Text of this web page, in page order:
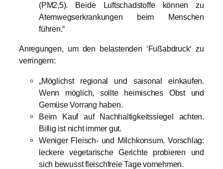
(PM2,5). Beide Luftschadstoffe können zu
Atemwegserkrankungen beim Menschen
führen.“
Anregungen, um den belastenden ‘Fußabdruck‘ zu
verringern:
„Möglichst regional und saisonal einkaufen.
Wenn möglich, sollte heimisches Obst und
Gemüse Vorrang haben.
Beim Kauf auf Nachhaltigkeitssiegel achten.
Billig ist nicht immer gut.
Weniger Fleisch- und Milchkonsum. Vorschlag:
leckere vegetarische Gerichte probieren und
sich bewusst fleischfreie Tage vornehmen.